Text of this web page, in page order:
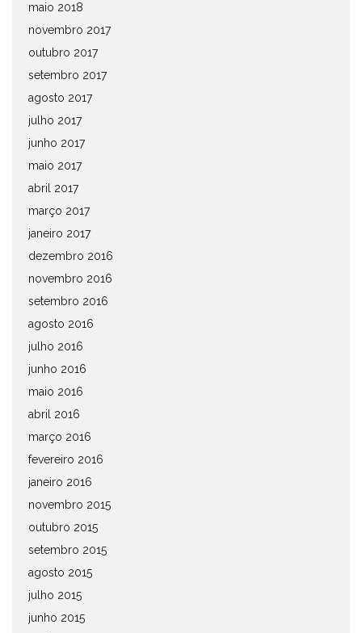
maio 2018
novembro 2017
outubro 2017
setembro 2017
agosto 2017
julho 2017
junho 2017
maio 2017
abril 2017
março 2017
janeiro 2017
dezembro 2016
novembro 2016
setembro 2016
agosto 2016
julho 2016
junho 2016
maio 2016
abril 2016
março 2016
fevereiro 2016
janeiro 2016
novembro 2015
outubro 2015
setembro 2015
agosto 2015
julho 2015
junho 2015